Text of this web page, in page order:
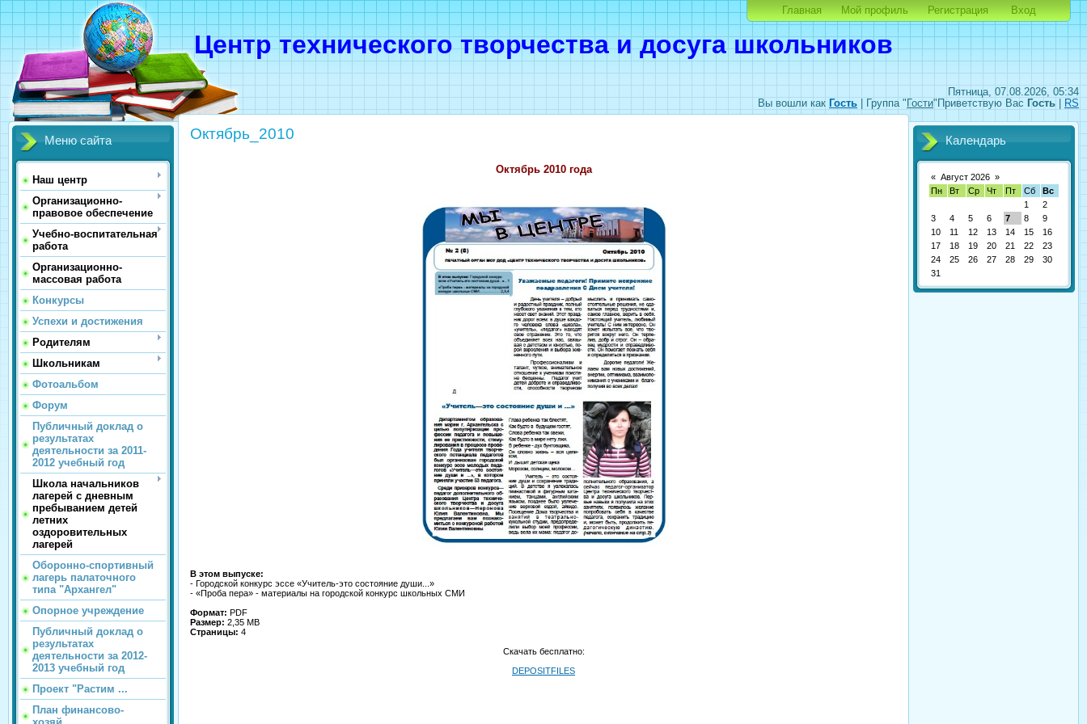
Пятница, 07.08.2026, 05:34
Вы вошли как Гость Группа" Гости" Приветствую Вас Гость RS
Главная Мой профиль Регистрация Вход
Центр технического творчества и досуга школьников
Меню сайта
Наш центр
Организационно-
правовое обеспечение
Учебно-воспитательная
работа
Организационно-
массовая работа
Конкурсы
Успехи и достижения
Родителям
Школьникам
Фотоальбом
Форум
Публичный доклад о
результатах
деятельности за 2011-
2012 учебный год
Школа начальников
лагерей с дневным
пребыванием детей
летних
оздоровительных
лагерей
Оборонно-спортивный
лагерь палаточного
типа "Архангел"
Опорное учреждение
Публичный доклад о
результатах
деятельности за 2012-
2013 учебный год
Проект "Растим ...
План финансово-
Октябрь_2010
Октябрь 2010 года
В этом выпуске:
- Городской конкурс эссе «Учитель-это состояние души...»
- «Проба пера» - материалы на городской конкурс школьных СМИ
Формат: PDF
Размер: 2,35 МВ
Страницы: 4
Скачать бесплатно:
DEPOSITFILES
Календарь
« Август 2026 »
Пн
Вт Ср Чт Пт Сб
Вс
1
2
3
4 5 6 7 8
9
10
11 12 13 14 15
16
17
18 19 20 21 22
23
24
25 26 27 28 29
30
31